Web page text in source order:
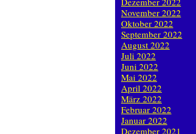
November 2022
Oktober 2022
September 2022
August 2022
Juli 2022
Juni 2022
Mai 2022
April 2022
März 2022
Februar 2022
Januar 2022
Dezember 2021